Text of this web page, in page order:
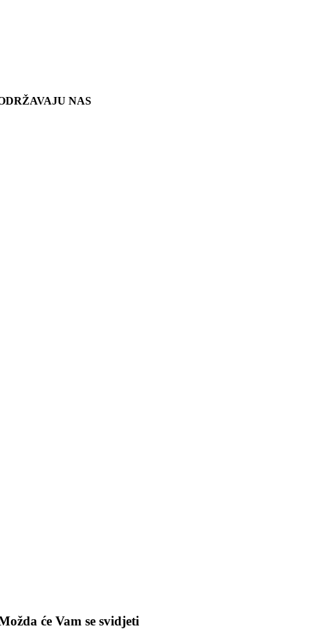
NAS
će Vam se svidjeti